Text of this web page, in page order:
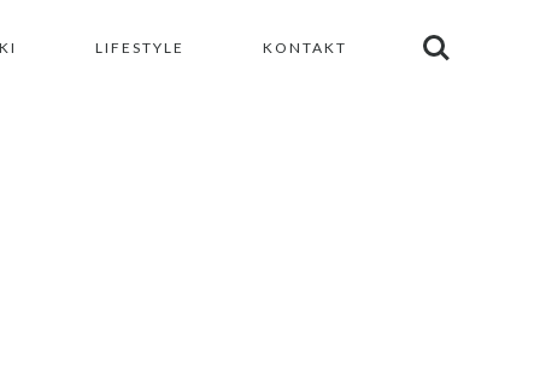
LIFESTYLE KONTAKT